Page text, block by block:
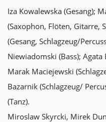
Iza Kowalewska (Gesang);
(Saxophon, Flöten, Gitarre,
(Gesang, Schlagzeug/
Niewiadomski (Bass); Agata
Marak Maciejewski
Bazarnik (Schlagzeug/
(Tanz).
Miroslaw Skyrcki, Mirek